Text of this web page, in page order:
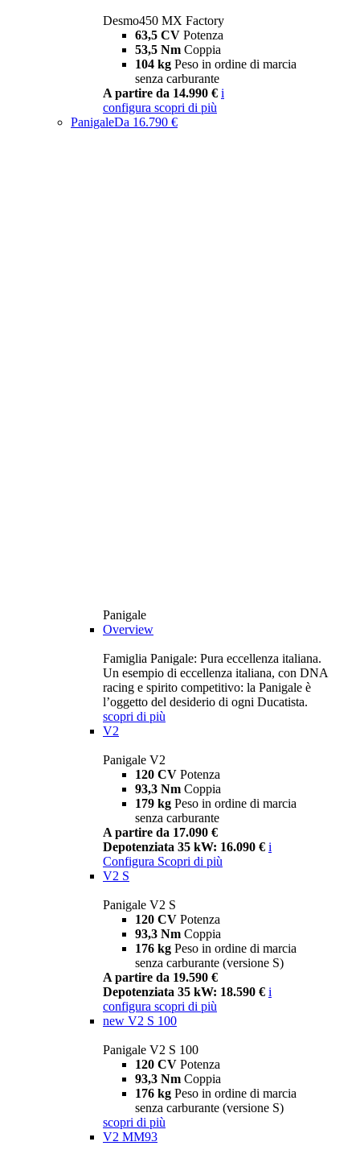
Desmo450 MX Factory
63,5 CV Potenza
53,5 Nm Coppia
104 kg Peso in ordine di marcia
senza carburante
A partire da 14.990 € i
configura scopri di più
PanigaleDa 16.790 €
Panigale
Overview
Famiglia Panigale: Pura eccellenza italiana.
Un esempio di eccellenza italiana, con DNA
racing e spirito competitivo: la Panigale è
l’oggetto del desiderio di ogni Ducatista.
scopri di più
V2
Panigale V2
120 CV Potenza
93,3 Nm Coppia
179 kg Peso in ordine di marcia
senza carburante
A partire da 17.090 €
Depotenziata 35 kW: 16.090 € i
Configura Scopri di più
V2 S
Panigale V2 S
120 CV Potenza
93,3 Nm Coppia
176 kg Peso in ordine di marcia
senza carburante (versione S)
A partire da 19.590 €
Depotenziata 35 kW: 18.590 € i
configura scopri di più
new V2 S 100
Panigale V2 S 100
120 CV Potenza
93,3 Nm Coppia
176 kg Peso in ordine di marcia
senza carburante (versione S)
scopri di più
V2 MM93